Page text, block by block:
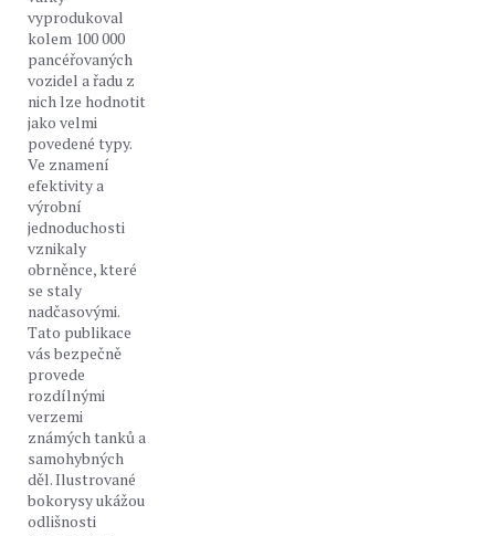
vyprodukoval
kolem 100 000
pancéřovaných
vozidel a řadu z
nich lze hodnotit
jako velmi
povedené typy.
Ve znamení
efektivity a
výrobní
jednoduchosti
vznikaly
obrněnce, které
se staly
nadčasovými.
Tato publikace
vás bezpečně
provede
rozdílnými
verzemi
známých tanků a
samohybných
děl. Ilustrované
bokorysy ukážou
odlišnosti